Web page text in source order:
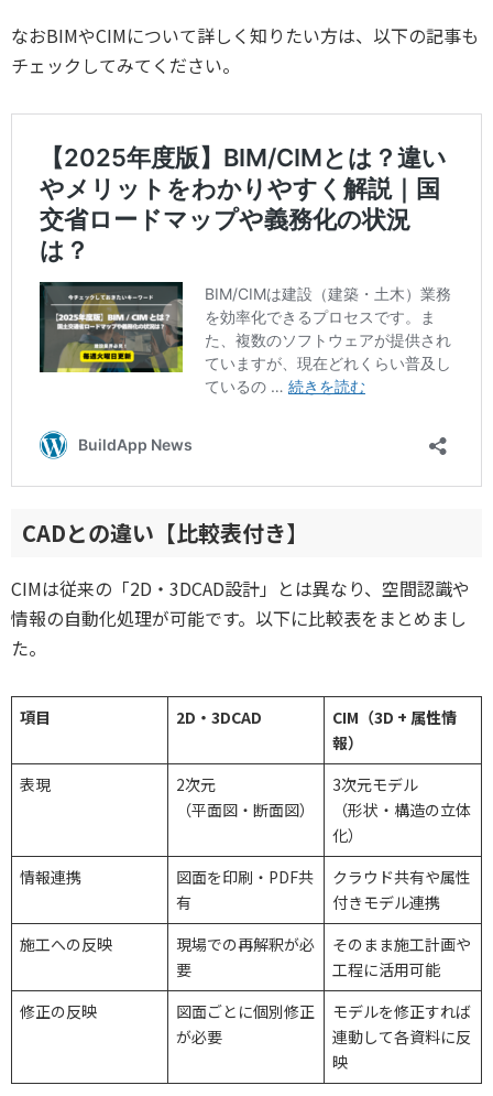
なおBIMやCIMについて詳しく知りたい方は、以下の記事も
チェックしてみてください。
CADとの違い【比較表付き】
CIMは従来の「2D・3DCAD設計」とは異なり、空間認識や
情報の自動化処理が可能です。以下に比較表をまとめまし
た。
項目 2D・3DCAD
CIM（3D + 属性情
報）
表現
2次元
（平面図・断面図）
3次元モデル
（形状・構造の立体
化）
情報連携
図面を印刷・PDF共
有
クラウド共有や属性
付きモデル連携
施工への反映
現場での再解釈が必
要
そのまま施工計画や
工程に活用可能
修正の反映
図面ごとに個別修正
が必要
モデルを修正すれば
連動して各資料に反
映